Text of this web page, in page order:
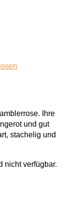
Ihre
und gut
stachelig und
nicht verfügbar.